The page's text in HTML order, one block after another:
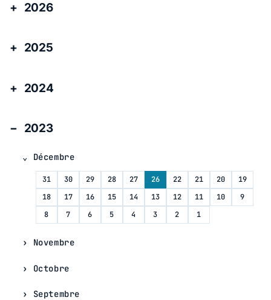
2026
2025
2024
2023
Décembre
31 30 29 28 27 26 22 21 20
19
18
17 16 15 14 13 12 11 10
9
8
7 6 5 4 3 2 1
Novembre
Octobre
Septembre